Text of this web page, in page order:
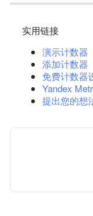
实用链接
演示计数器
添加计数器
免费计数器
Yandex
提出您的想